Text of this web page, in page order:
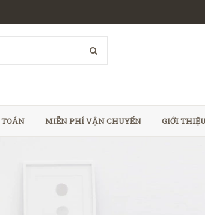
MIỄN PHÍ VẬN CHUYỂN GIỚI